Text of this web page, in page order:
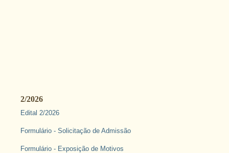
2/2026
Edital 2/2026
Formulário - Solicitação de Admissão
Formulário - Exposição de Motivos